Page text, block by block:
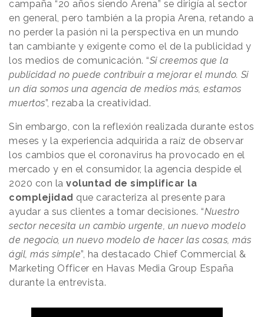
campaña “20 años siendo Arena” se dirigía al sector
en general, pero también a la propia Arena, retando a
no perder la pasión ni la perspectiva en un mundo
tan cambiante y exigente como el de la publicidad y
los medios de comunicación. “Si creemos que la
publicidad no puede contribuir a mejorar el mundo. Si
un día somos una agencia de medios más, estamos
muertos”, rezaba la creatividad.
Sin embargo, con la reflexión realizada durante estos
meses y la experiencia adquirida a raíz de observar
los cambios que el coronavirus ha provocado en el
mercado y en el consumidor, la agencia despide el
2020 con la voluntad de simplificar la
complejidad que caracteriza al presente para
ayudar a sus clientes a tomar decisiones. “Nuestro
sector necesita un cambio urgente, un nuevo modelo
de negocio, un nuevo modelo de hacer las cosas, más
ágil, más simple”, ha destacado Chief Commercial &
Marketing Officer en Havas Media Group España
durante la entrevista.